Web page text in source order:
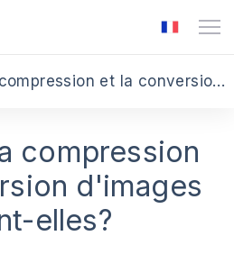
Comment la compression et la conversion d'images fonctionnent-elles?
compression
d'images
elles?